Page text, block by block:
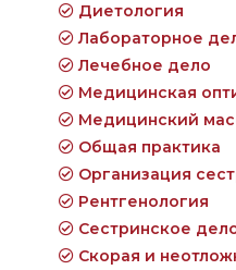
Диетология
Лабораторное
Лечебное дело
Медицинская
Медицинский
Общая практика
Организация
Рентгенология
Сестринское
Скорая и